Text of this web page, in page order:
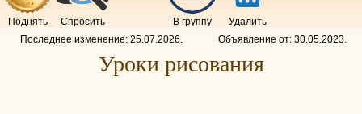
Поднять Спросить В группу
Удалить
Последнее изменение: 25.07.2026. Объявление от: 30.05.2023.
Уроки рисования